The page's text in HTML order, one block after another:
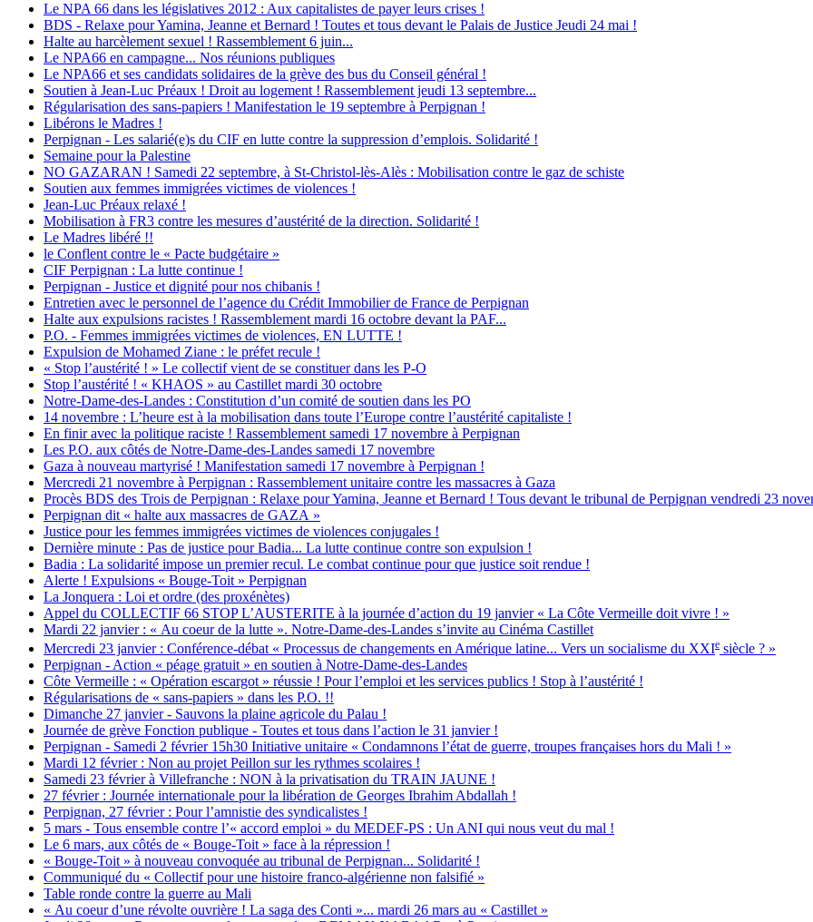
Le NPA 66 dans les législatives 2012 : Aux capitalistes de payer leurs crises !
BDS - Relaxe pour Yamina, Jeanne et Bernard ! Toutes et tous devant le Palais de Justice Jeudi 24 mai !
Halte au harcèlement sexuel ! Rassemblement 6 juin...
Le NPA66 en campagne... Nos réunions publiques
Le NPA66 et ses candidats solidaires de la grève des bus du Conseil général !
Soutien à Jean-Luc Préaux ! Droit au logement ! Rassemblement jeudi 13 septembre...
Régularisation des sans-papiers ! Manifestation le 19 septembre à Perpignan !
Libérons le Madres !
Perpignan - Les salarié(e)s du CIF en lutte contre la suppression d’emplois. Solidarité !
Semaine pour la Palestine
NO GAZARAN ! Samedi 22 septembre, à St-Christol-lès-Alès : Mobilisation contre le gaz de schiste
Soutien aux femmes immigrées victimes de violences !
Jean-Luc Préaux relaxé !
Mobilisation à FR3 contre les mesures d’austérité de la direction. Solidarité !
Le Madres libéré !!
le Conflent contre le « Pacte budgétaire »
CIF Perpignan : La lutte continue !
Perpignan - Justice et dignité pour nos chibanis !
Entretien avec le personnel de l’agence du Crédit Immobilier de France de Perpignan
Halte aux expulsions racistes ! Rassemblement mardi 16 octobre devant la PAF...
P.O. - Femmes immigrées victimes de violences, EN LUTTE !
Expulsion de Mohamed Ziane : le préfet recule !
« Stop l’austérité ! » Le collectif vient de se constituer dans les P-O
Stop l’austérité ! « KHAOS » au Castillet mardi 30 octobre
Notre-Dame-des-Landes : Constitution d’un comité de soutien dans les PO
14 novembre : L’heure est à la mobilisation dans toute l’Europe contre l’austérité capitaliste !
En finir avec la politique raciste ! Rassemblement samedi 17 novembre à Perpignan
Les P.O. aux côtés de Notre-Dame-des-Landes samedi 17 novembre
Gaza à nouveau martyrisé ! Manifestation samedi 17 novembre à Perpignan !
Mercredi 21 novembre à Perpignan : Rassemblement unitaire contre les massacres à Gaza
Procès BDS des Trois de Perpignan : Relaxe pour Yamina, Jeanne et Bernard ! Tous devant le tribunal de Perpignan vendredi 23
Perpignan dit « halte aux massacres de GAZA »
Justice pour les femmes immigrées victimes de violences conjugales !
Dernière minute : Pas de justice pour Badia... La lutte continue contre son expulsion !
Badia : La solidarité impose un premier recul. Le combat continue pour que justice soit rendue !
Alerte ! Expulsions « Bouge-Toit » Perpignan
La Jonquera : Loi et ordre (des proxénètes)
Appel du COLLECTIF 66 STOP L’AUSTERITE à la journée d’action du 19 janvier « La Côte Vermeille doit vivre ! »
Mardi 22 janvier : « Au coeur de la lutte ». Notre-Dame-des-Landes s’invite au Cinéma Castillet
Mercredi 23 janvier : Conférence-débat « Processus de changements en Amérique latine... Vers un socialisme du XXIe siècle ? »
Perpignan - Action « péage gratuit » en soutien à Notre-Dame-des-Landes
Côte Vermeille : « Opération escargot » réussie ! Pour l’emploi et les services publics ! Stop à l’austérité !
Régularisations de « sans-papiers » dans les P.O. !!
Dimanche 27 janvier - Sauvons la plaine agricole du Palau !
Journée de grève Fonction publique - Toutes et tous dans l’action le 31 janvier !
Perpignan - Samedi 2 février 15h30 Initiative unitaire « Condamnons l’état de guerre, troupes françaises hors du Mali ! »
Mardi 12 février : Non au projet Peillon sur les rythmes scolaires !
Samedi 23 février à Villefranche : NON à la privatisation du TRAIN JAUNE !
27 février : Journée internationale pour la libération de Georges Ibrahim Abdallah !
Perpignan, 27 février : Pour l’amnistie des syndicalistes !
5 mars - Tous ensemble contre l’« accord emploi » du MEDEF-PS : Un ANI qui nous veut du mal !
Le 6 mars, aux côtés de « Bouge-Toit » face à la répression !
« Bouge-Toit » à nouveau convoquée au tribunal de Perpignan... Solidarité !
Communiqué du « Collectif pour une histoire franco-algérienne non falsifié »
Table ronde contre la guerre au Mali
« Au coeur d’une révolte ouvrière ! La saga des Conti »... mardi 26 mars au « Castillet »